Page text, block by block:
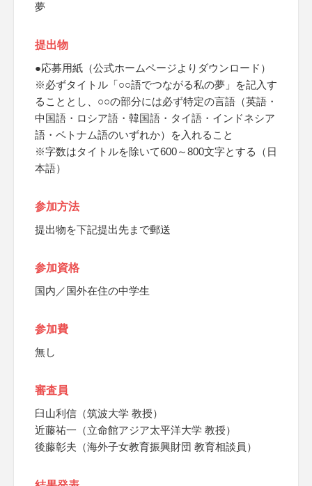
夢
提出物
●応募用紙（公式ホームページよりダウンロード）
※必ずタイトル「○○語でつながる私の夢」を記入す
ることとし、○○の部分には必ず特定の言語（英語・
中国語・ロシア語・韓国語・タイ語・インドネシア
語・ベトナム語のいずれか）を入れること
※字数はタイトルを除いて600～800文字とする（日
本語）
参加方法
提出物を下記提出先まで郵送
参加資格
国内／国外在住の中学生
参加費
無し
審査員
臼山利信（筑波大学 教授）
近藤祐一（立命館アジア太平洋大学 教授）
後藤彰夫（海外子女教育振興財団 教育相談員）